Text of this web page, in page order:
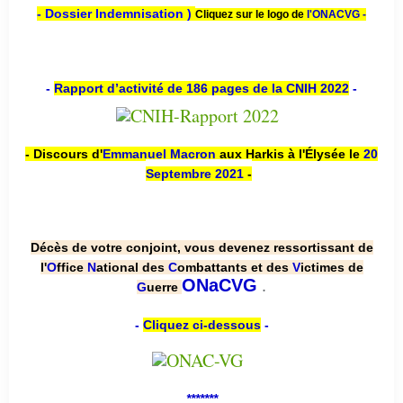
- Dossier Indemnisation ) Cliquez sur le logo de l'ONACVG -
- Rapport d’activité de 186 pages de la CNIH 2022 -
- Discours d'Emmanuel Macron aux Harkis à l'Élysée le 20
Septembre 2021 -
Décès de votre conjoint, vous devenez ressortissant de
l'Office National des Combattants et des Victimes de
Guerre ONaCVG .
- Cliquez ci-dessous-
*******